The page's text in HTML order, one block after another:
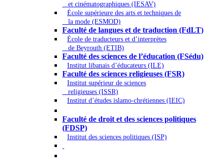
et cinématographiques (IESAV)
École supérieure des arts et techniques de
la mode (ESMOD)
Faculté de langues et de traduction (FdLT)
École de traducteurs et d’interprètes
de Beyrouth (ETIB)
Faculté des sciences de l’éducation (FSédu)
Institut libanais d’éducateurs (ILE)
Faculté des sciences religieuses (FSR)
Institut supérieur de sciences
religieuses (ISSR)
Institut d’études islamo-chrétiennes (IEIC)
Faculté de droit et des sciences politiques
(FDSP)
Institut des sciences politiques (ISP)